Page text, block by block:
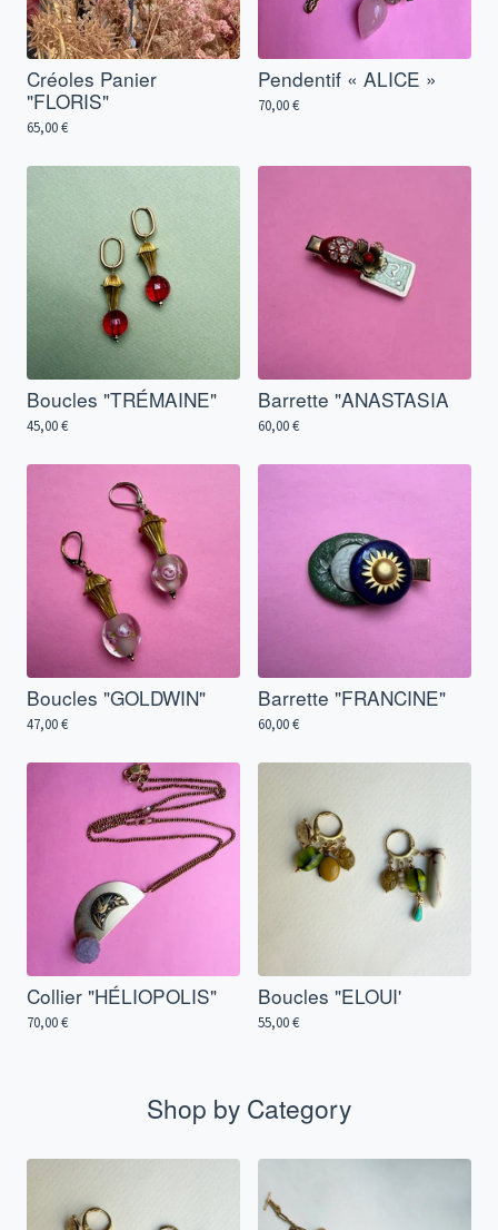
Créoles Panier
"FLORIS"
65,00€
Pendentif « ALICE »
70,00€
Boucles "TRÉMAINE"
45,00€
Barrette "ANASTASIA
60,00€
Boucles "GOLDWIN"
47,00€
Barrette "FRANCINE"
60,00€
Collier "HÉLIOPOLIS"
70,00€
Boucles "ELOUI'
55,00€
Shop by Category